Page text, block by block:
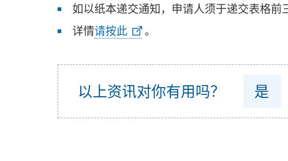
如以纸本递交通知，申请人须于递交表格前
详情请按此 。
以上资讯对你有用吗？ 是